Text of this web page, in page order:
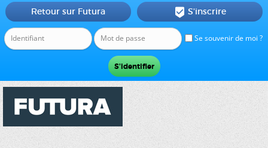
Se souvenir de moi ?
Retour sur Futura  S'inscrire